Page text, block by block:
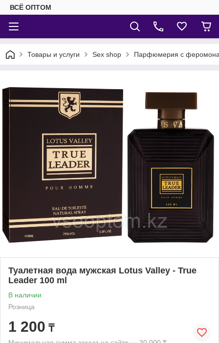
ВСЁ ОПТОМ
Товары и услуги Sex shop Парфюмерия с
Туалетная вода мужская Lotus Valley - True
Leader 100 ml
В наличии
Розница
1 200 ₸